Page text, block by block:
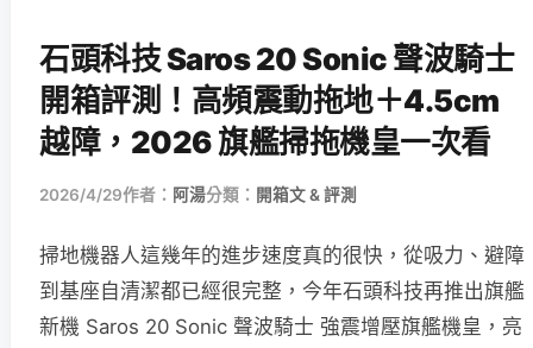
石頭科技 Saros 20 Sonic 聲波騎士
開箱評測！高頻震動拖地＋4.5cm
越障，2026 旗艦掃拖機皇一次看
2026/4/29作者： 阿湯分類： 開箱文 & 評測
掃地機器人這幾年的進步速度真的很快，從吸力、避障
到基座自清潔都已經很完整，今年石頭科技再推出旗艦
新機 Saros 20 Sonic 聲波騎士 強震增壓旗艦機皇，亮